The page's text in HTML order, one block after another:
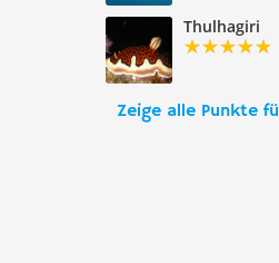
Thulhagiri
Zeige alle Punkte